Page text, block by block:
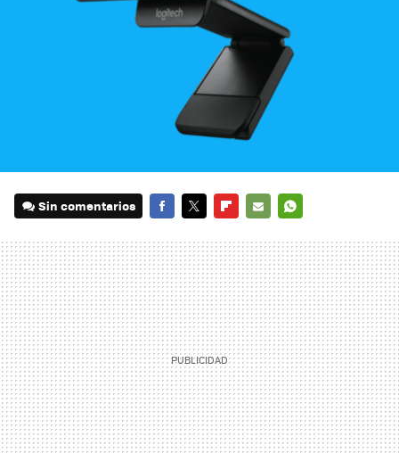
Sin comentarios
MAIL